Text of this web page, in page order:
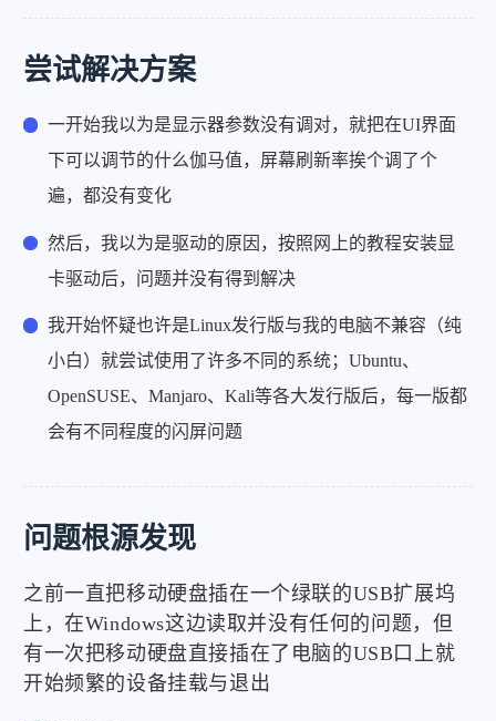
尝试解决方案
一开始我以为是显示器参数没有调对，就把在UI界面
下可以调节的什么伽马值，屏幕刷新率挨个调了个
遍，都没有变化
然后，我以为是驱动的原因，按照网上的教程安装显
卡驱动后，问题并没有得到解决
我开始怀疑也许是Linux发行版与我的电脑不兼容（纯
小白）就尝试使用了许多不同的系统；Ubuntu、
OpenSUSE、Manjaro、Kali等各大发行版后，每一版都
会有不同程度的闪屏问题
问题根源发现
之前一直把移动硬盘插在一个绿联的USB扩展坞
上，在Windows这边读取并没有任何的问题，但
有一次把移动硬盘直接插在了电脑的USB口上就
开始频繁的设备挂载与退出